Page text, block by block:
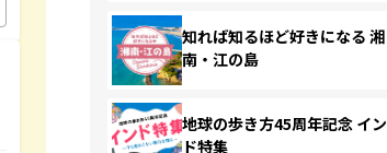
知れば知るほど好きになる 湘
南・江の島
地球の歩き方45周年記念 イン
ド特集